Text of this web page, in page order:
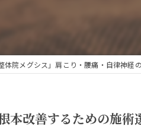
体院メグシス」肩こり・腰痛・自律神経
本改善するための施術